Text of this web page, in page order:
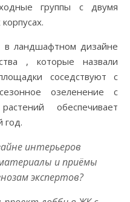
группы с двумя
в ландшафтном дизайне
, которые назвали
соседствуют с
озеленение с
обеспечивает
год.
интерьеров
и приёмы
экспертов?